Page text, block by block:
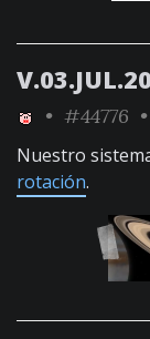
• #44776
Nuestro
rotación.